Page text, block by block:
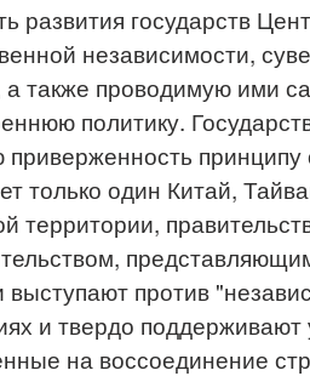
развития государств
независимости,
также проводимую ими
политику.
принципу
только один Китай,
территории,
против
и твердо поддерживают
на воссоединение